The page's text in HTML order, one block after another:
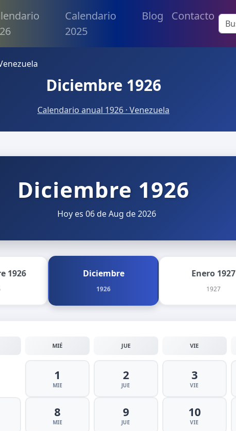
Calendario
2025
Blog Contacto
Diciembre 1926
Calendario anual 1926 · Venezuela
Diciembre 1926
Hoy es 06 de Aug de 2026
1926 Diciembre
1926
Enero 1927
1927
MIÉ JUE VIE
1
MIE
2
JUE
3
VIE
8
MIE
9
JUE
10
VIE